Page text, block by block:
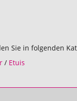
Sie in folgenden
/ Etuis